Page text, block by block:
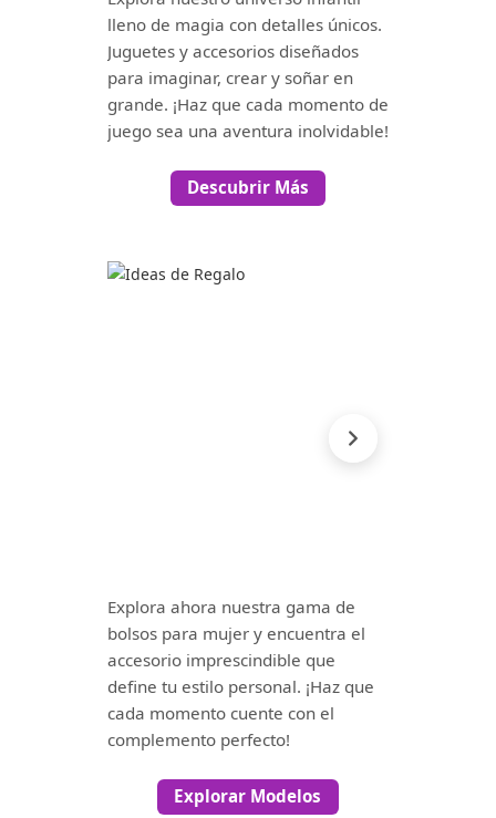
lleno de magia con detalles únicos.
Juguetes y accesorios diseñados
para imaginar, crear y soñar en
grande. ¡Haz que cada momento de
juego sea una aventura inolvidable!
Descubrir Más
Explora ahora nuestra gama de
bolsos para mujer y encuentra el
accesorio imprescindible que
define tu estilo personal. ¡Haz que
cada momento cuente con el
complemento perfecto!
Explorar Modelos